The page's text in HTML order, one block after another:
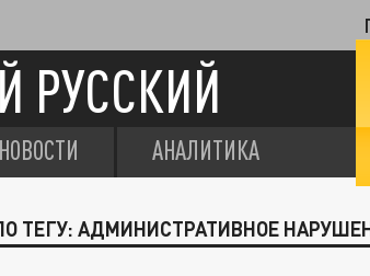
РУССКИЙ
НОВОСТИ АНАЛИТИКА
ТЕГУ: АДМИНИСТРАТИВНОЕ